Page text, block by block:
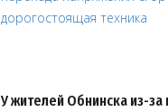
У жителей Обнинска из-